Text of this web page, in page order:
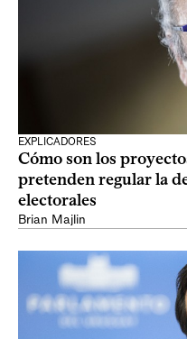
EXPLICADORES
Cómo son los
pretenden regular la
electorales
Brian Majlin